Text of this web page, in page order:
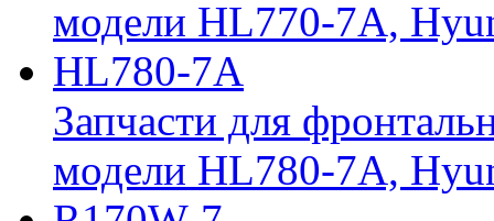
модели HL770-7A,
HL780-7A
Запчасти для
модели HL780-7A,